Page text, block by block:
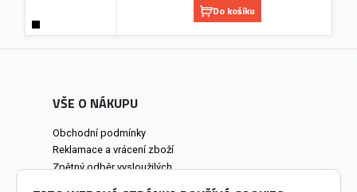
Do košíku
VŠE O NÁKUPU
Obchodní podmínky
Reklamace a vrácení zboží
Zpětný odběr vysloužilých